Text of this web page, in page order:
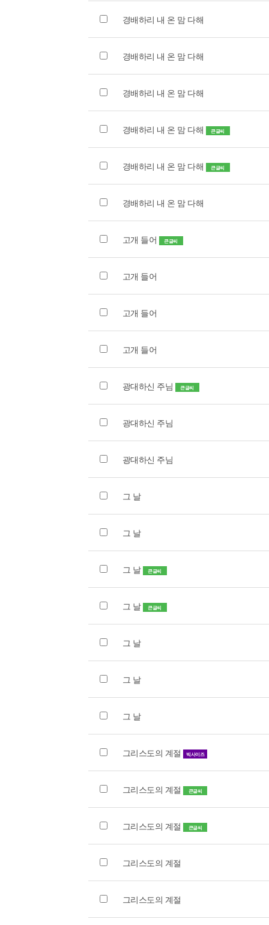
경배하리 내 온 맘 다해
경배하리 내 온 맘 다해
경배하리 내 온 맘 다해
경배하리 내 온 맘 다해 큰글씨
경배하리 내 온 맘 다해 큰글씨
경배하리 내 온 맘 다해
고개 들어 큰글씨
고개 들어
고개 들어
고개 들어
광대하신 주님 큰글씨
광대하신 주님
광대하신 주님
그 날
그 날
그 날 큰글씨
그 날 큰글씨
그 날
그 날
그 날
그리스도의 계절 빅사이즈
그리스도의 계절 큰글씨
그리스도의 계절 큰글씨
그리스도의 계절
그리스도의 계절